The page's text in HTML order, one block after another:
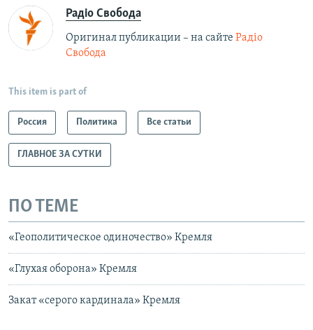
Радіо Свобода
Оригинал публикации – на сайте Радіо
Свобода
This item is part of
Россия Политика Все статьи
ГЛАВНОЕ ЗА СУТКИ
ПО ТЕМЕ
«Геополитическое одиночество» Кремля
«Глухая оборона» Кремля
Закат «серого кардинала» Кремля